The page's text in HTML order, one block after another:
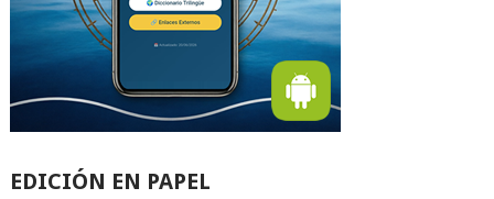
EDICIÓN EN PAPEL